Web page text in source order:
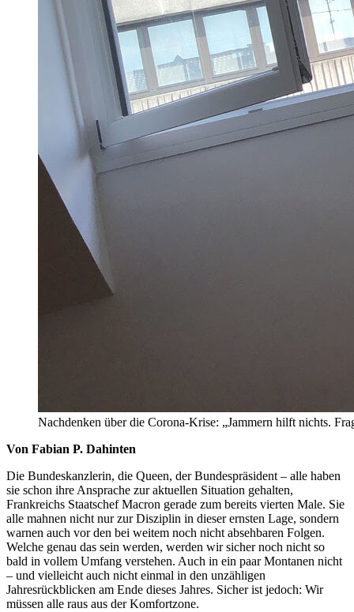
Nachdenken über die Corona-Krise: „Jammern hilft nichts.
Von Fabian P. Dahinten
Die Bundeskanzlerin, die Queen, der Bundespräsident – alle haben
sie schon ihre Ansprache zur aktuellen Situation gehalten,
Frankreichs Staatschef Macron gerade zum bereits vierten Male. Sie
alle mahnen nicht nur zur Disziplin in dieser ernsten Lage, sondern
warnen auch vor den bei weitem noch nicht absehbaren Folgen.
Welche genau das sein werden, werden wir sicher noch nicht so
bald in vollem Umfang verstehen. Auch in ein paar Montanen nicht
– und vielleicht auch nicht einmal in den unzähligen
Jahresrückblicken am Ende dieses Jahres. Sicher ist jedoch: Wir
müssen alle raus aus der Komfortzone.